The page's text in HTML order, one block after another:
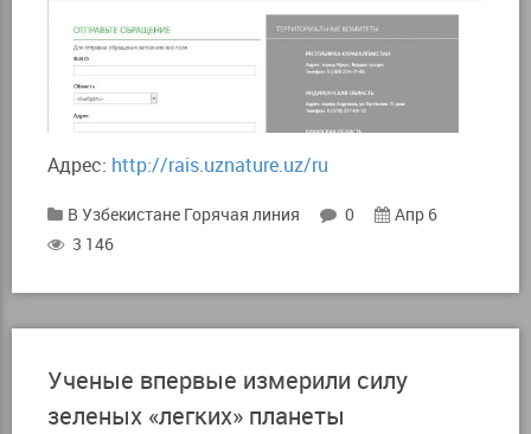
Адрес: http://rais.uznature.uz/ru
В Узбекистане Горячая линия 0
Апр 6
3 146
Ученые впервые измерили силу
зеленых «легких» планеты